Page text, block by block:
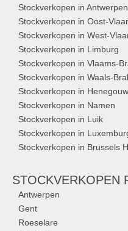
Stockverkopen in Antwerpen
Stockverkopen in Oost-
Stockverkopen in West-
Stockverkopen in Limburg
Stockverkopen in Vlaams-
Stockverkopen in Waals-
Stockverkopen in
Stockverkopen in Namen
Stockverkopen in Luik
Stockverkopen in
Stockverkopen in Brussels
STOCKVERKOPEN
Antwerpen
Gent
Roeselare